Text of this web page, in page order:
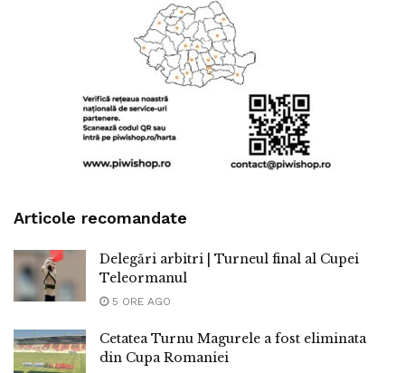
Articole recomandate
Delegări arbitri | Turneul final al Cupei
Teleormanul
5 ORE AGO
Cetatea Turnu Magurele a fost eliminata
din Cupa Romaniei